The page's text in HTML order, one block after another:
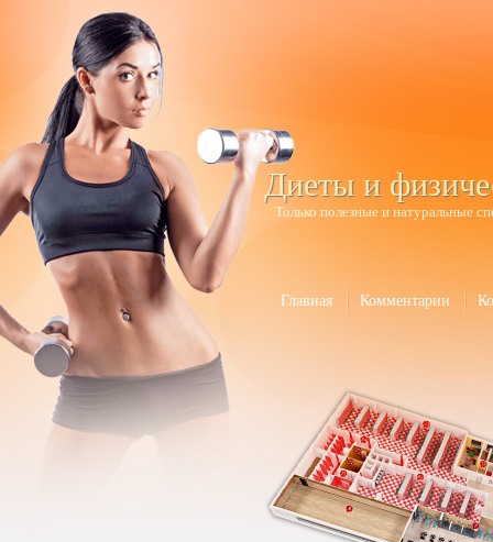
Диеты и
Только полезные и натуральные
Главная Комментарии